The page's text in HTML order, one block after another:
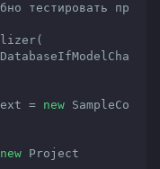
тестировать пр
=
new SampleCo
new Project